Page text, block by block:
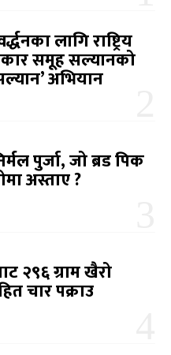
लागि राष्ट्रिय
समूह सल्यानको
अभियान
पुर्जा, जो ब्रड पिक
अस्ताए ?
२९६ ग्राम खैरो
चार पक्राउ